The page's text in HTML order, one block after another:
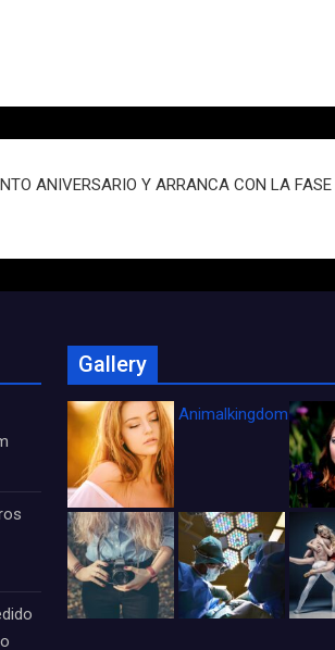
ANIVERSARIO Y ARRANCA CON LA FASE
Gallery